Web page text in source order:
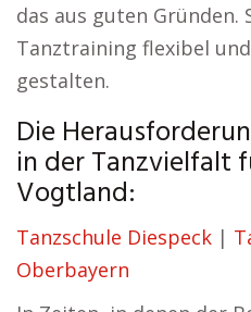
das aus guten Gründen.
Tanztraining flexibel
gestalten.
Die
in der Tanzvielfalt
Vogtland:
Tanzschule Diespeck |
Oberbayern